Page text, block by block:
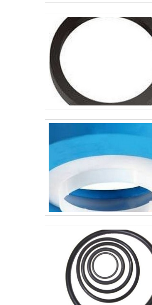
vedação hidráulicas e
Com foco na experiência
clientes, oferece itens
como gaxetas tipo u e
usinadas com ótima
excelente custo-
diferenciando dentro de
segmento, a empresa
também proporcionar
a satisfação do cliente. A
Seal é uma empresa que tem
segmento pela idoneidade em
que faz onde fecha todo o ciclo
entrega com excelência para
parceiros.